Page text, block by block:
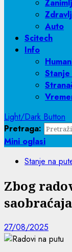
Auto
Scitech
Info
Light/Dark Button
Pretraga:
Mini oglasi
Stanje na
Zbog
27/08/2025